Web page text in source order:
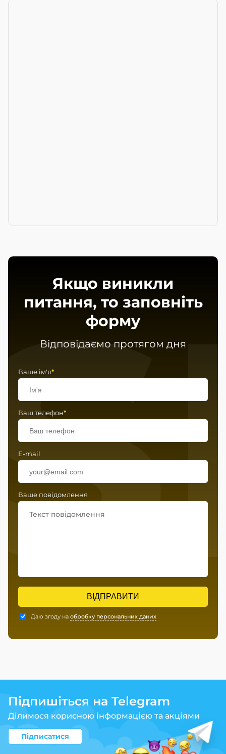
Якщо виникли
питання, то заповніть
форму
Відповідаємо протягом дня
Ваше ім'я*
Ваш телефон*
E-mail
Ваше повідомлення
ВІДПРАВИТИ
Даю згоду на обробку персональних даних
Підпишіться на Telegram
Ділимося корисною інформацією та акціями
Підписатися